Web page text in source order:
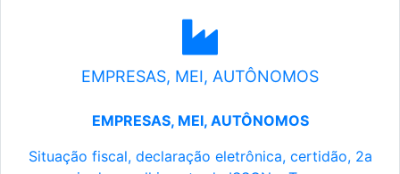
EMPRESAS, MEI, AUTÔNOMOS
EMPRESAS, MEI, AUTÔNOMOS
Situação fiscal, declaração eletrônica, certidão, 2a